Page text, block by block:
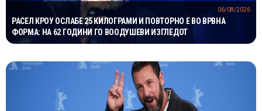
РАСЕЛ КРОУ ОСЛАБЕ 25 КИЛОГРАМИ И ПОВТОРНО Е ВО ВРВНА
ФОРМА: НА 62 ГОДИНИ ГО ВООДУШЕВИ ИЗГЛЕДОТ
06/08/2026